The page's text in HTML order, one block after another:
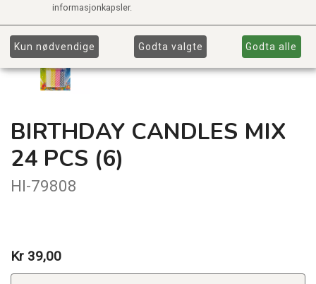
BIRTHDAY CANDLES MIX
24 PCS (6)
HI-79808
Kr 39,00
informasjonkapsler.
Kun nødvendige Godta valgte Godta alle